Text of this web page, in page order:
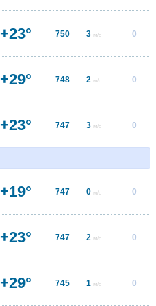
+23° 750 3 м/с 0
+29° 748 2 м/с 0
+23° 747 3 м/с 0
+19° 747 0 м/с 0
+23° 747 2 м/с 0
+29° 745 1 м/с 0